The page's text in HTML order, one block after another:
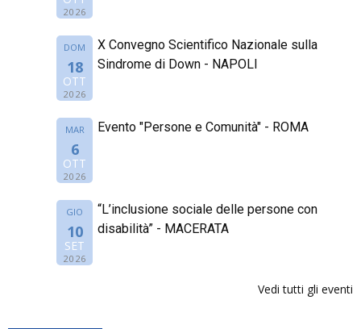
2026
DOM
18
OTT
2026
X Convegno Scientifico Nazionale sulla
Sindrome di Down - NAPOLI
MAR
6
OTT
2026
Evento "Persone e Comunità" - ROMA
GIO
10
SET
2026
“L’inclusione sociale delle persone con
disabilità” - MACERATA
Vedi tutti gli eventi